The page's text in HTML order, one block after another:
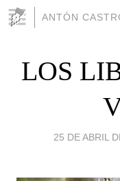
ANTÓN
LOS
25 DE ABRIL